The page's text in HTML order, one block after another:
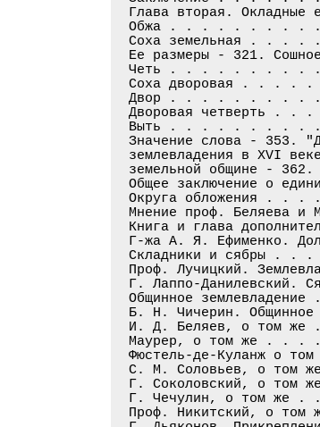
Глава вторая. Окладные
Обжа . . . . . . . .
Соха земельная
Ее размеры - 321.
Четь . . . . . . . .
Соха дворовая .
Двор . . . . . . . .
Дворовая
Выть . . . . . . . .
Значение слова - 353.
землевладения в XVI
земельной общине -
Общее заключение
Округа
Мнение проф.
Книга и глава
Г-жа А. Я. Ефименко.
Складники и
Проф. Лучицкий.
Г. Лаппо-
Общинное
Б. Н. Чичерин.
И. Д. Беляев, о
Маурер, о том
Фюстель-де-
С. М. Соловьев, о
Г. Соколовский,
Г. Чечулин, о
Проф. Никитский,